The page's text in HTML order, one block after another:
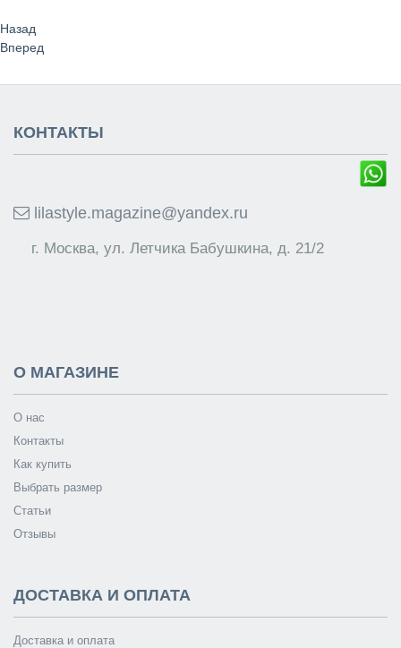
Назад
Вперед
КОНТАКТЫ
lilastyle.magazine@yandex.ru
г. Москва, ул. Летчика Бабушкина, д. 21/2
О МАГАЗИНЕ
О нас
Контакты
Как купить
Выбрать размер
Статьи
Отзывы
ДОСТАВКА И ОПЛАТА
Доставка и оплата